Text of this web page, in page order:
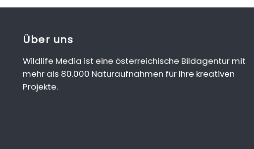
Über uns
Wildlife Media ist eine österreichische Bildagentur mit
mehr als 80.000 Naturaufnahmen für Ihre kreativen
Projekte.